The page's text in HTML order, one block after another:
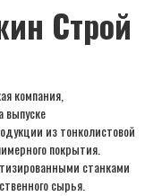
Строй
компания,
выпуске
из тонколистовой
покрытия.
станками
сырья.